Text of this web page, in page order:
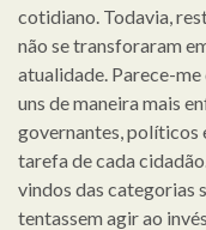
cotidiano. Todavia,
não se transforaram
atualidade. Parece-me
uns de maneira mais
governantes, políticos
tarefa de cada
vindos das categorias
tentassem agir ao